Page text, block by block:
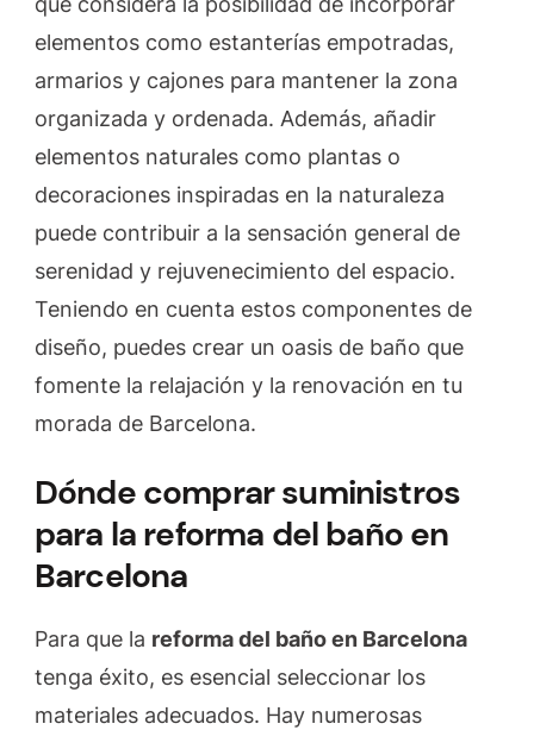
elementos como estanterías empotradas,
armarios y cajones para mantener la zona
organizada y ordenada. Además, añadir
elementos naturales como plantas o
decoraciones inspiradas en la naturaleza
puede contribuir a la sensación general de
serenidad y rejuvenecimiento del espacio.
Teniendo en cuenta estos componentes de
diseño, puedes crear un oasis de baño que
fomente la relajación y la renovación en tu
morada de Barcelona.
Dónde comprar suministros
para la reforma del baño en
Barcelona
Para que la reforma del baño en Barcelona
tenga éxito, es esencial seleccionar los
materiales adecuados. Hay numerosas